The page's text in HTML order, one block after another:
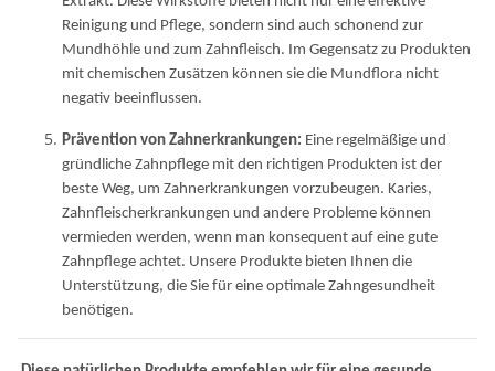
Reinigung und Pflege, sondern sind auch schonend zur
Mundhöhle und zum Zahnfleisch. Im Gegensatz zu Produkten
mit chemischen Zusätzen können sie die Mundflora nicht
negativ beeinflussen.
Prävention von Zahnerkrankungen: Eine regelmäßige und
gründliche Zahnpflege mit den richtigen Produkten ist der
beste Weg, um Zahnerkrankungen vorzubeugen. Karies,
Zahnfleischerkrankungen und andere Probleme können
vermieden werden, wenn man konsequent auf eine gute
Zahnpflege achtet. Unsere Produkte bieten Ihnen die
Unterstützung, die Sie für eine optimale Zahngesundheit
benötigen.